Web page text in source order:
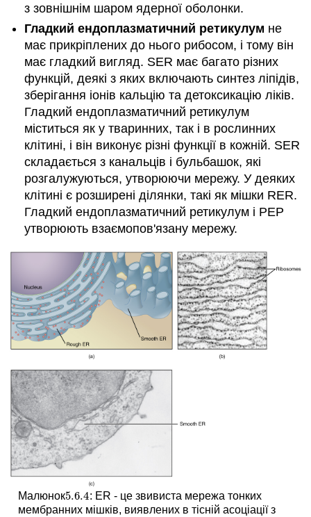
з зовнішнім шаром ядерної оболонки.
Гладкий ендоплазматичний ретикулум не
має прикріплених до нього рибосом, і тому він
має гладкий вигляд. SER має багато різних
функцій, деякі з яких включають синтез ліпідів,
зберігання іонів кальцію та детоксикацію ліків.
Гладкий ендоплазматичний ретикулум
міститься як у тваринних, так і в рослинних
клітині, і він виконує різні функції в кожній. SER
складається з канальців і бульбашок, які
розгалужуються, утворюючи мережу. У деяких
клітині є розширені ділянки, такі як мішки RER.
Гладкий ендоплазматичний ретикулум і РЕР
утворюють взаємопов'язану мережу.
Малюнок5.6.4
5.6.4: ER - це звивиста мережа тонких
мембранних мішків, виявлених в тісній асоціації з